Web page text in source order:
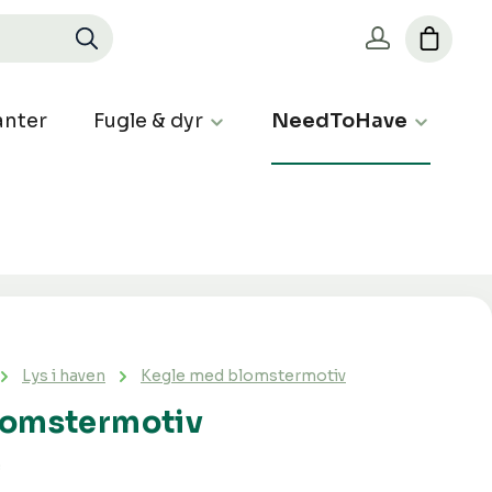
Fugle & dyr NeedToHave
Lys i haven Kegle med blomstermotiv